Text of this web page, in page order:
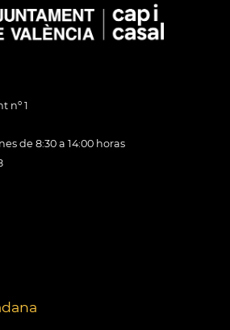
nº 1
de 8:30 a 14:00 horas